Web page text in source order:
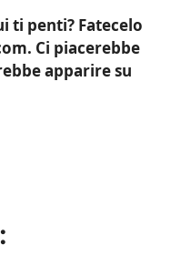
ti penti? Fatecelo
Ci piacerebbe
apparire su